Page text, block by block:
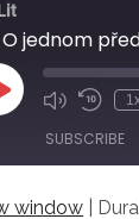
O jednom
SUBSCRIBE
Spotify
window